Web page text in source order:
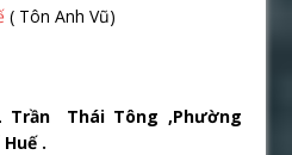
( Tôn Anh Vũ)
Trần Thái Tông ,Phường
.